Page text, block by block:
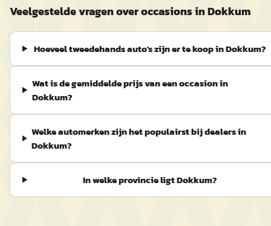
Veelgestelde vragen over occasions in Dokkum
Hoeveel tweedehands auto's zijn er te koop in Dokkum?
Wat is de gemiddelde prijs van een occasion in
Dokkum?
Welke automerken zijn het populairst bij dealers in
Dokkum?
In welke provincie ligt Dokkum?